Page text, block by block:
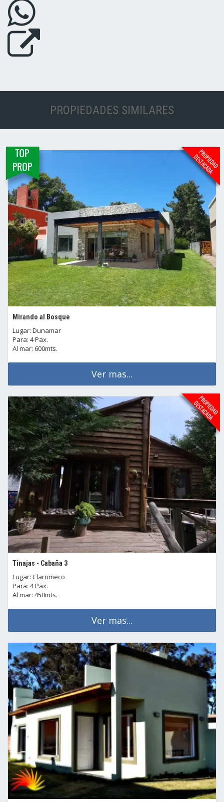
PROPIEDADES SIMILARES
Mirando al Bosque
Lugar: Dunamar
Para: 4 Pax.
Al mar: 600mts.
Ver mas...
Tinajas - Cabaña 3
Lugar: Claromeco
Para: 4 Pax.
Al mar: 450mts.
Ver mas...